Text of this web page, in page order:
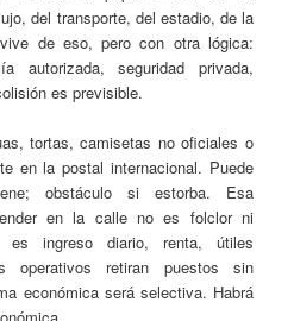
del transporte, del estadio, de la
de eso, pero con otra lógica:
autorizada, seguridad privada,
es previsible.
tortas, camisetas no oficiales o
en la postal internacional. Puede
obstáculo si estorba. Esa
en la calle no es folclor ni
es ingreso diario, renta, útiles
operativos retiran puestos sin
económica será selectiva. Habrá